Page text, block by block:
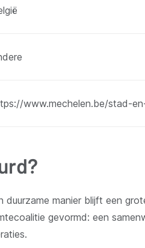
www.mechelen.be/stad-
duurzame manier blijft een
gevormd: een